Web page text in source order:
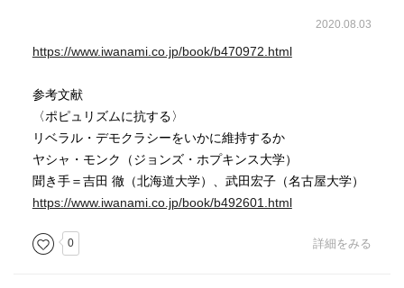
2020.08.03
https://www.iwanami.co.jp/book/b470972.html
参考文献
〈ポピュリズムに抗する〉
リベラル・デモクラシーをいかに維持するか
ヤシャ・モンク（ジョンズ・ホプキンス大学）
聞き手＝吉田 徹（北海道大学）、武田宏子（名古屋大学）
https://www.iwanami.co.jp/book/b492601.html
0 詳細をみる